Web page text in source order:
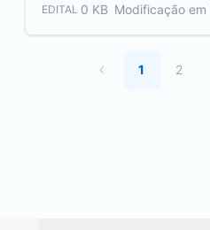
EDITAL 0 KB Modificação em
1 2